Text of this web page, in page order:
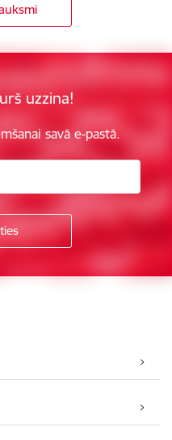
uzzina!
savā e-pastā.